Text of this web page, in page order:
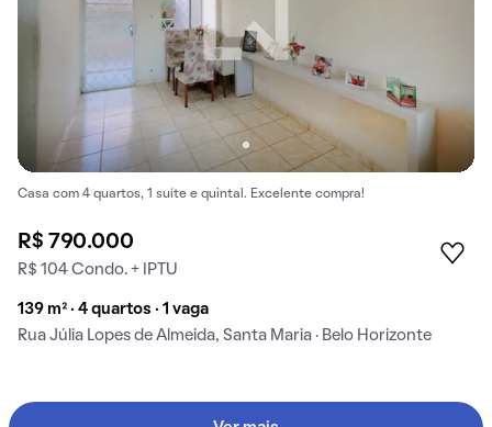
Casa com 4 quartos, 1 suíte e quintal. Excelente compra!
R$ 790.000
R$ 104 Condo. + IPTU
139 m² · 4 quartos · 1 vaga
Rua Júlia Lopes de Almeida, Santa Maria · Belo Horizonte